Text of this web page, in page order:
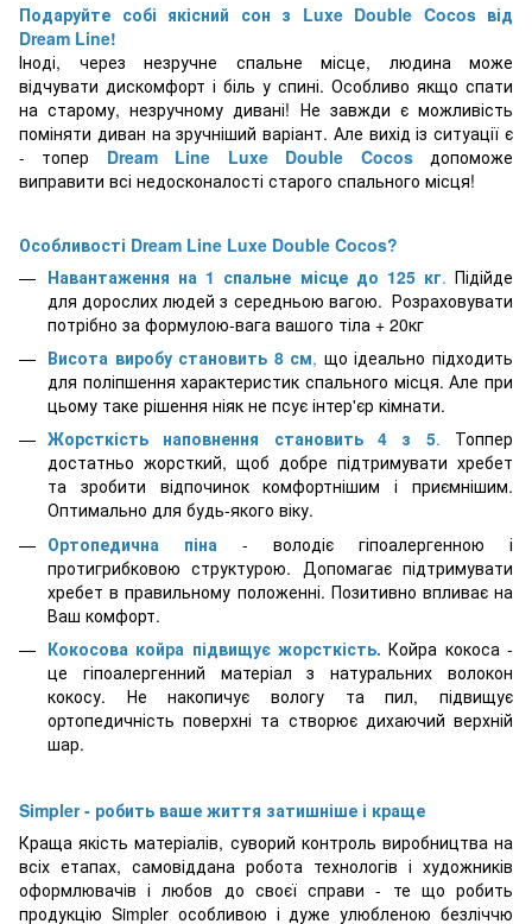
Подаруйте собі якісний сон з Luxe Double Cocos від
Dream Line!
Іноді, через незручне спальне місце, людина може
відчувати дискомфорт і біль у спині. Особливо якщо спати
на старому, незручному дивані! Не завжди є можливість
поміняти диван на зручніший варіант. Але вихід із ситуації є
- топер Dream Line Luxe Double Cocosдопоможе
виправити всі недосконалості старого спального місця!
Особливості Dream Line Luxe Double Cocos?
Навантаження на 1 спальне місце до 125 кг. Підійде
для дорослих людей з середньою вагою. Розраховувати
потрібно за формулою-вага вашого тіла + 20кг
Висота виробу становить 8 см, що ідеально підходить
для поліпшення характеристик спального місця. Але при
цьому таке рішення ніяк не псує інтер'єр кімнати.
Жорсткість наповнення становить 4 з 5. Топпер
достатньо жорсткий, щоб добре підтримувати хребет
та зробити відпочинок комфортнішим і приємнішим.
Оптимально для будь-якого віку.
Ортопедична піна - володіє гіпоалергенною і
протигрибковою структурою. Допомагає підтримувати
хребет в правильному положенні. Позитивно впливає на
Ваш комфорт.
Кокосова койра підвищує жорсткість. Койра кокоса -
це гіпоалергенний матеріал з натуральних волокон
кокосу. Не накопичує вологу та пил, підвищує
ортопедичність поверхні та створює дихаючий верхній
шар.
Simpler - робить ваше життя затишніше і краще
Краща якість матеріалів, суворий контроль виробництва на
всіх етапах, самовіддана робота технологів і художників
оформлювачів і любов до своєї справи - те що робить
продукцію Simpler особливою і дуже улюбленою безліччю